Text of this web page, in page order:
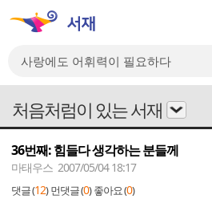
처음처럼이 있는 서재
36번째: 힘들다 생각하는 분들께
마태우스 2007/05/04 18:17
댓글 (12) 먼댓글 (0) 좋아요 (0)